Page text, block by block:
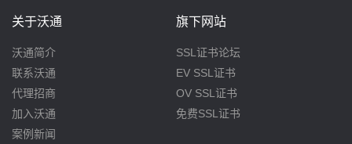
关于沃通
沃通简介
联系沃通
代理招商
加入沃通
案例新闻
旗下网站
SSL证书论坛
EV SSL证书
OV SSL证书
免费SSL证书